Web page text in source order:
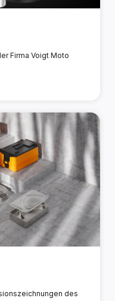
Firma Voigt Moto
des